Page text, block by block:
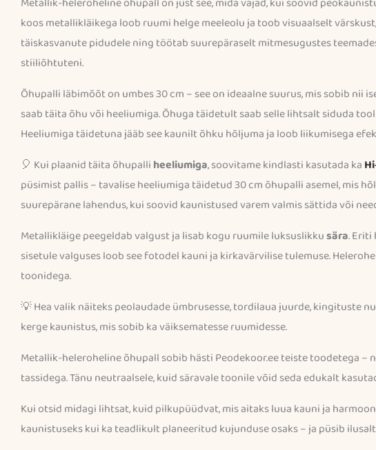
koos metallikläikega loob ruumi helge meeleolu ja toob visuaalselt
täiskasvanute pidudele ning töötab suurepäraselt mitmesugustes
stiiliõhtuteni.
Õhupalli läbimõõt on umbes 30 cm – see on ideaalne suurus, mis sobib
saab täita õhu või heeliumiga. Õhuga täidetult saab selle lihtsalt siduda
Heeliumiga täidetuna jääb see kaunilt õhku hõljuma ja loob liikumisega
🎈 Kui plaanid täita õhupalli heeliumiga, soovitame kindlasti kasutada ka
püsimist pallis – tavalise heeliumiga täidetud 30 cm õhupalli asemel, mis
suurepärane lahendus, kui soovid kaunistused varem valmis sättida või
Metallikläige peegeldab valgust ja lisab kogu ruumile luksuslikkusära. Eriti
sisetule valguses loob see fotodel kauni ja kirkavärvilise tulemuse.
toonidega.
💡 Hea valik näiteks peolaudade ümbrusesse, tordilaua juurde, kingituste
kerge kaunistus, mis sobib ka väiksematesse ruumidesse.
Metallik-heleroheline õhupall sobib hästi Peodekoor.ee teiste toodetega –
tassidega. Tänu neutraalsele, kuid säravale toonile võid seda edukalt
Kui otsid midagi lihtsat, kuid pilkupüüdvat, mis aitaks luua kauni ja
kaunistuseks kui ka teadlikult planeeritud kujunduse osaks – ja püsib